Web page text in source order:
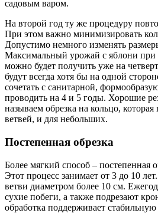
садовым варом.
На второй год ту же процедуру
При этом важно минимизировать
Допустимо немного изменять
Максимальный урожай с яблони
можно будет получить уже на
будут всегда хотя бы на одной
сочетать с санитарной,
проводить на 4 и 5 годы. Хорошие
называем обрезка на кольцо,
ветвей, и для небольших.
Постепенная обрезка
Более мягкий способ – постепенная
Этот процесс занимает от 3 до 10
ветви диаметром более 10 см.
сухие побеги, а также подрезают
обработка поддерживает